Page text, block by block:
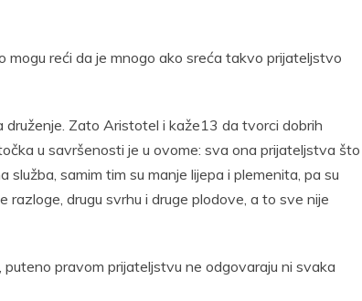
reći da je mnogo ako sreća takvo prijateljstvo
Zato Aristotel i kaže13 da tvorci dobrih
u savršenosti je u ovome: sva ona prijateljstva što
samim tim su manje lijepa i plemenita, pa su
drugu svrhu i druge plodove, a to sve nije
pravom prijateljstvu ne odgovaraju ni svaka